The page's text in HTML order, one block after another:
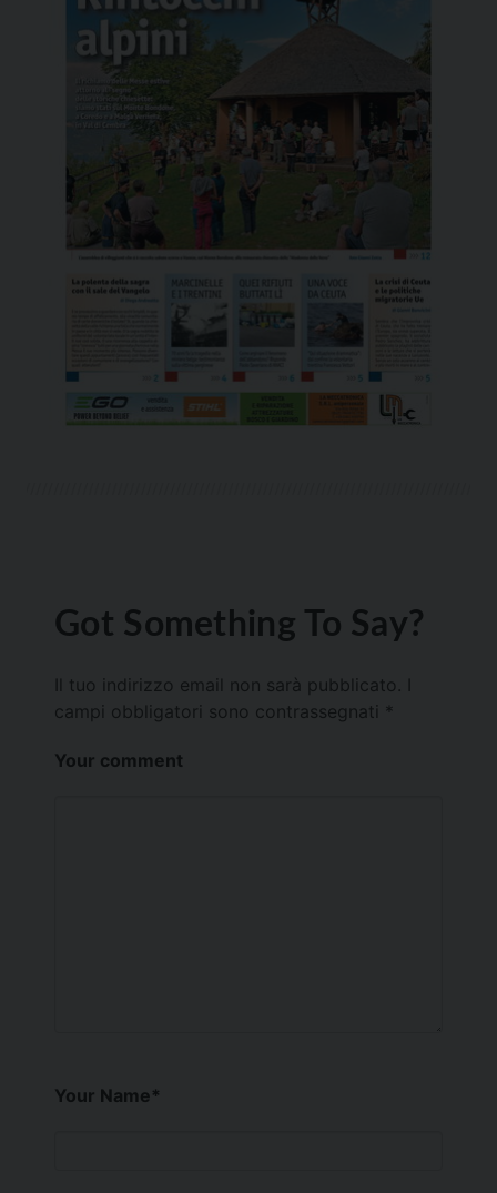
Got Something To Say?
Il tuo indirizzo email non sarà pubblicato.
campi obbligatori sono contrassegnati *
Your comment
Your Name*